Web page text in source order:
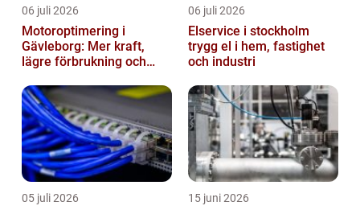
06 juli 2026
Motoroptimering i
Gävleborg: Mer kraft,
lägre förbrukning och
06 juli 2026
Elservice i stockholm
trygg el i hem, fastighet
och industri
05 juli 2026 15 juni 2026